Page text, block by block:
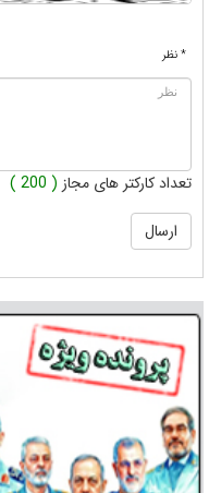
* نظر
تعداد کارکتر های مجاز ( 200 )